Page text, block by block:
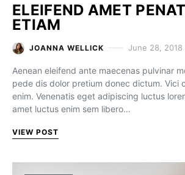
ELEIFEND AMET
ETIAM
JOANNA WELLICK June 28, 2018
Aenean eleifend ante maecenas pulvinar
pede dis dolor pretium donec dictum. Vici
enim. Venenatis eget adipiscing luctus
amet luctus enim sem libero…
VIEW POST